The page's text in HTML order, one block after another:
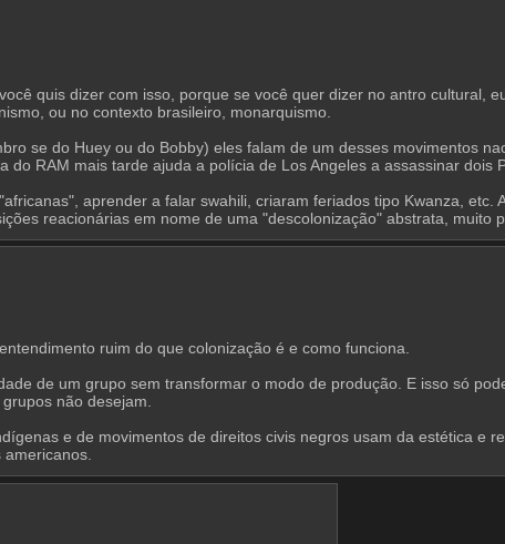
quis dizer com isso, porque se você quer dizer no antro cultural,
ou no contexto brasileiro, monarquismo.
se do Huey ou do Bobby) eles falam de um desses movimentos
RAM mais tarde ajuda a polícia de Los Angeles a assassinar dois
aprender a falar swahili, criaram feriados tipo Kwanza,
reacionárias em nome de uma "descolonização" abstrata, muito
ruim do que colonização é e como funciona.
de um grupo sem transformar o modo de produção. E isso só
não desejam.
e de movimentos de direitos civis negros usam da estética e